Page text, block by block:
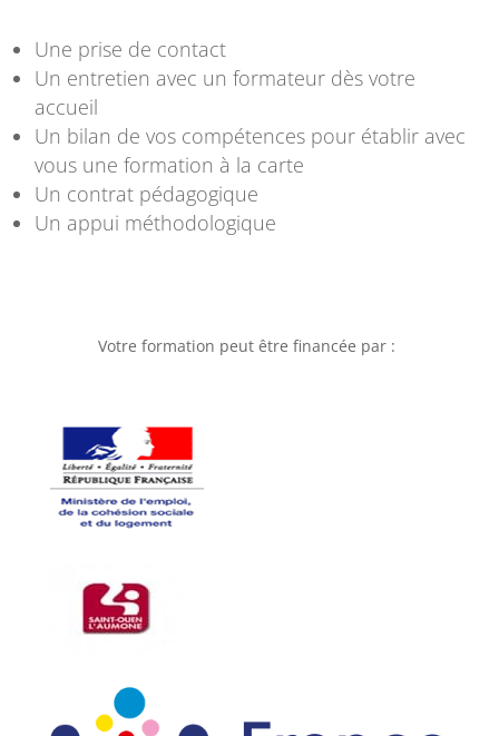
Une prise de contact
Un entretien avec un formateur dès votre
accueil
Un bilan de vos compétences pour établir avec
vous une formation à la carte
Un contrat pédagogique
Un appui méthodologique
Votre formation peut être financée par :